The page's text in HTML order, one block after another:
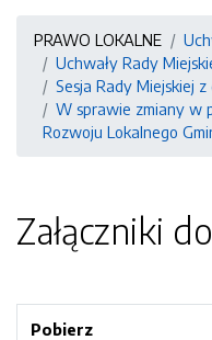
PRAWO LOKALNE
Uchwały Rady
Sesja Rady Miejskiej
W sprawie zmiany w
Rozwoju Lokalnego
Załączniki
Pobierz